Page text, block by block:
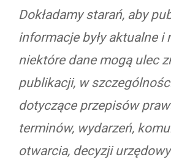
Dokładamy starań, aby
informacje były aktualne i
niektóre dane mogą ulec
publikacji, w
dotyczące przepisów
terminów, wydarzeń,
otwarcia, decyzji